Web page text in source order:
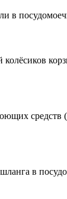
в
колёсиков
средств
в